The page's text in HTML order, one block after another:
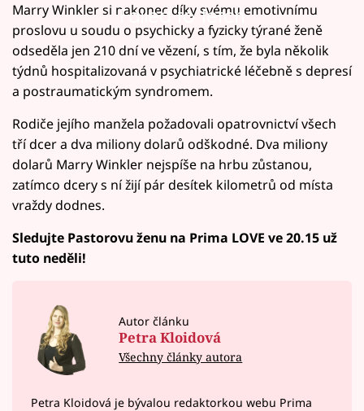
Failed to fetch
Marry Winkler si nakonec díky svému emotivnímu
proslovu u soudu o psychicky a fyzicky týrané ženě
odseděla jen 210 dní ve vězení, s tím, že byla několik
týdnů hospitalizovaná v psychiatrické léčebně s depresí
a postraumatickým syndromem.
Rodiče jejího manžela požadovali opatrovnictví všech
tří dcer a dva miliony dolarů odškodné. Dva miliony
dolarů Marry Winkler nejspíše na hrbu zůstanou,
zatímco dcery s ní žijí pár desítek kilometrů od místa
vraždy dodnes.
Sledujte Pastorovu ženu na Prima LOVE ve 20.15 už
tuto neděli!
Autor článku
Petra Kloidová
Všechny články autora
Petra Kloidová je bývalou redaktorkou webu Prima